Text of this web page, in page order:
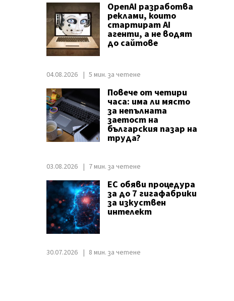
OpenAI разработва
реклами, които
стартират AI
агенти, а не водят
до сайтове
04.08.2026 5 мин. за четене
Повече от четири
часа: има ли място
за непълната
заетост на
българския пазар на
труда?
03.08.2026 7 мин. за четене
ЕС обяви процедура
за до 7 гигафабрики
за изкуствен
интелект
30.07.2026 8 мин. за четене